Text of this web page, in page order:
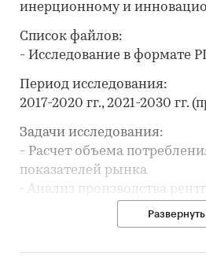
инерционному и
Список файлов:
- Исследование в формате
Период исследования:
2017-2020 гг., 2021-2030 гг.
Задачи исследования:
- Расчет объема
показателей рынка
- Анализ производства
- Составление списка
Развернуть